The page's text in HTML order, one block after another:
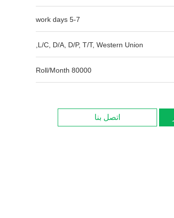
5-7 work days
L/C, D/A, D/P, T/T, Western Union,
80000 Roll/Month
اتصل بنا